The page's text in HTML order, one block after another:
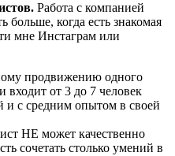
Работа с компанией
больше, когда есть знакомая
мне Инстаграм или
продвижению одного
входит от 3 до 7 человек
и с средним опытом в своей
НЕ может качественно
сочетать столько умений в